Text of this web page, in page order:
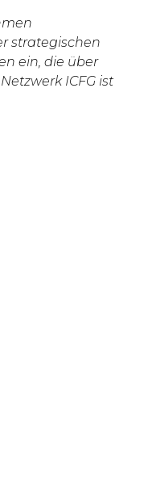
strategischen
ein, die über
ICFG ist